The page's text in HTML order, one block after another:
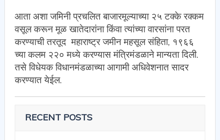
आता अशा जमिनी प्रचलित बाजारमूल्याच्या २५ टक्के रक्कम
वसूल करून मूळ खातेदारांना किंवा त्यांच्या वारसांना परत
करण्याची तरतूद महाराष्ट्र जमीन महसूल संहिता, १९६६
च्या कलम २२० मध्ये करण्यास मंत्रिमंडळाने मान्यता दिली.
तसे विधेयक विधानमंडळाच्या आगामी अधिवेशनात सादर
करण्यात येईल.
RECENT POSTS